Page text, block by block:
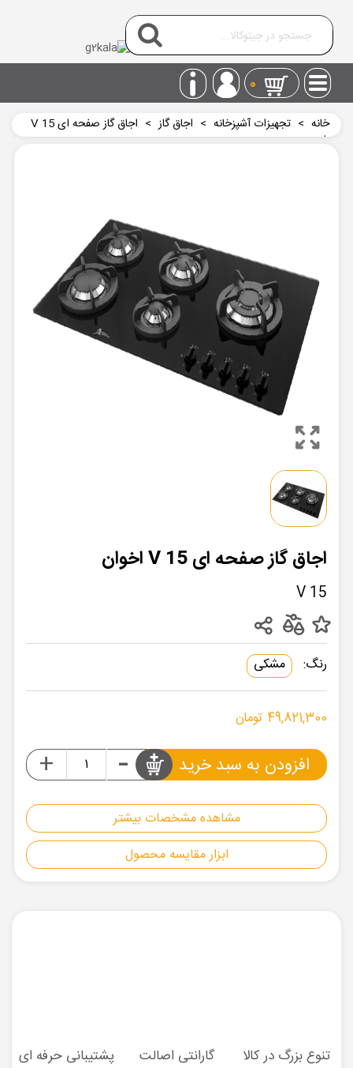
0
خانه > تجهیزات آشپزخانه > اجاق گاز >
اجاق گاز صفحه ای V 15
اخوان
اجاق گاز صفحه ای V 15 اخوان
V 15
مشاهده مشخصات بیشتر
ابزار مقایسه محصول
رنگ: مشکی
49,821,300 تومان
-
+ افزودن به سبد خرید
تنوع بزرگ در کالا گارانتی اصالت پشتیبانی حرفه ای